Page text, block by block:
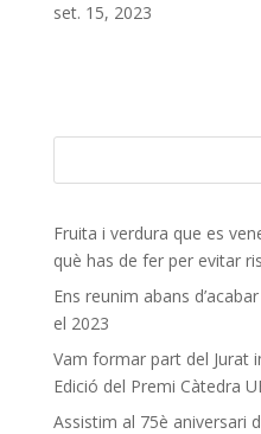
set. 15, 2023
Fruita i verdura que es
què has de fer per evitar
Ens reunim abans
el 2023
Vam formar part del Jurat
Edició del Premi Càtedra
Assistim al 75è aniversari